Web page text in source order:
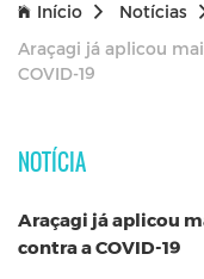
Início Notícias
Araçagi já aplicou
COVID-19
NOTÍCIA
Araçagi já aplicou
contra a COVID-19